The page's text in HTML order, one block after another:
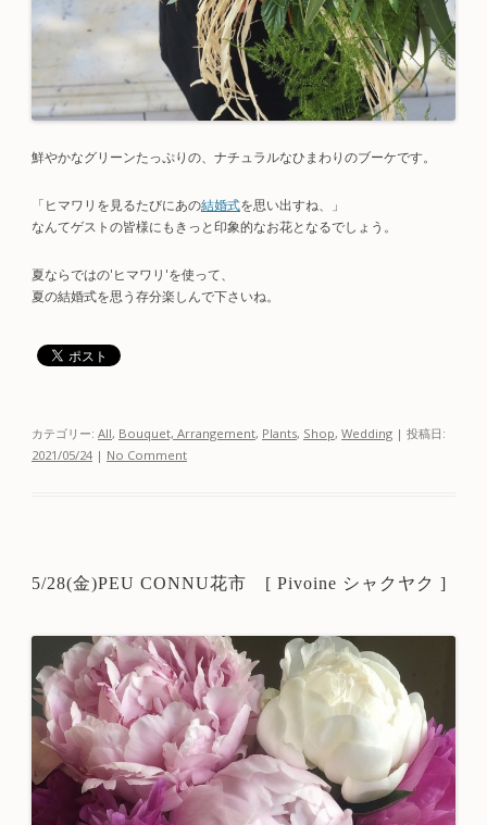
鮮やかなグリーンたっぷりの、ナチュラルなひまわりのブーケです。
「ヒマワリを見るたびにあの結婚式を思い出すね、」
なんてゲストの皆様にもきっと印象的なお花となるでしょう。
夏ならではの'ヒマワリ'を使って、
夏の結婚式を思う存分楽しんで下さいね。
カテゴリー: All, Bouquet, Arrangement, Plants, Shop, Wedding | 投稿日:
2021/05/24 | No Comment
5/28(金)PEU CONNU花市 [ Pivoine シャクヤク ]